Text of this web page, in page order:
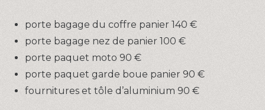
porte bagage du coffre panier 140 €
porte bagage nez de panier 100 €
porte paquet moto 90 €
porte paquet garde boue panier 90 €
fournitures et tôle d’aluminium 90 €